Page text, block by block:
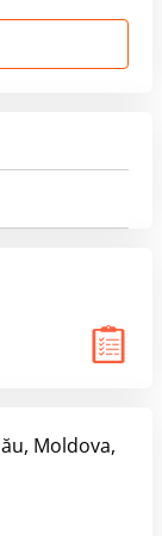
Moldova,